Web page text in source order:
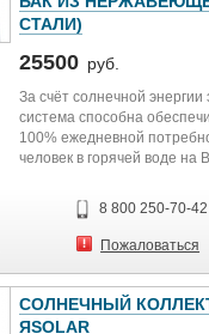
СТАЛИ)
25500 руб.
За счёт солнечной энергии
система способна
100% ежедневной
человек в горячей воде на
коллектор система без
8 800 250-70-42
Пожаловаться
СОЛНЕЧНЫЙ
ЯSOLAR